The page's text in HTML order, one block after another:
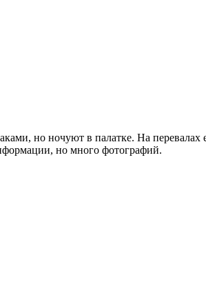
но ночуют в палатке. На перевалах
но много фотографий.